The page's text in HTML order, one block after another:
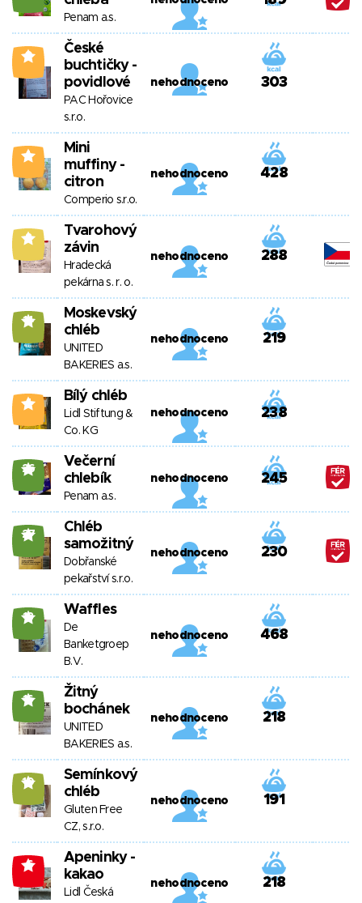
Penam a.s.
0
České
buchtičky -
povidlové
PAC Hořovice
s.r.o.
nehodnoceno 303
1
Mini
muffiny -
citron
Comperio s.r.o.
nehodnoceno 428
8
Tvarohový
závin
Hradecká
pekárna s. r. o.
nehodnoceno 288
14
Moskevský
chléb
UNITED
BAKERIES a.s.
nehodnoceno 219
4 Bílý chléb
Lidl Stiftung &
Co. KG
nehodnoceno 238
26
Večerní
chlebík
Penam a.s.
nehodnoceno 245
27
Chléb
samožitný
Dobřanské
pekařství s.r.o.
nehodnoceno 230
18 Waffles
De
Banketgroep
B.V.
nehodnoceno 468
16
Žitný
bochánek
UNITED
BAKERIES a.s.
nehodnoceno 218
10
Semínkový
chléb
Gluten Free
CZ, s.r.o.
nehodnoceno 191
-6
Apeninky -
kakao
Lidl Česká
nehodnoceno 218